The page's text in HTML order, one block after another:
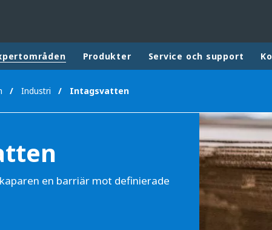
Regional sites
CHINA
Produkter Service och support
Industri Intagsvatten
en barriär mot definierade